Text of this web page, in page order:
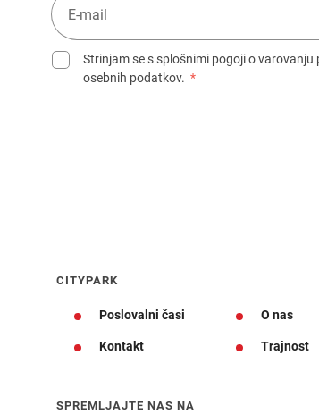
Strinjam se s splošnimi pogoji o
osebnih podatkov. *
CITYPARK
Poslovalni časi O nas
Kontakt Trajnost
SPREMLJAJTE NAS NA